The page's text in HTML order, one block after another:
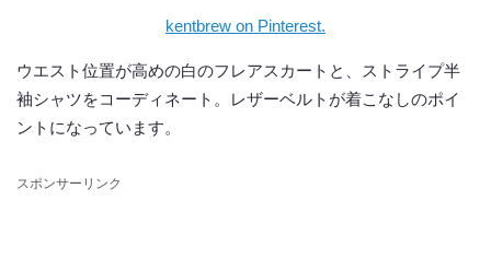
kentbrew on Pinterest.
ウエスト位置が高めの白のフレアスカートと、ストライプ半
袖シャツをコーディネート。レザーベルトが着こなしのポイ
ントになっています。
スポンサーリンク